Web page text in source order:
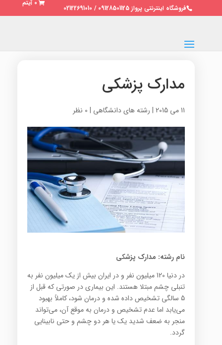
فروشگاه اینترنتی پرواز 09128501125 / 02122691010
0 آیتم
مدارک پزشکی
11 می 2015 | رشته های دانشگاهی | 0 نظر
نام رشته: مدارک پزشکی
در دنیا 120 میلیون نفر و در ایران بیش از یک میلیون نفر به
تنبلی چشم مبتلا هستند. این بیماری در صورتی که قبل از
5 سالگی تشخیص داده شده و درمان شود، کاملاً بهبود
می‌یابد اما عدم تشخیص و درمان به موقع آن، می‌تواند
منجر به ضعف شدید یک یا هر دو چشم و حتی نابینایی
گردد.